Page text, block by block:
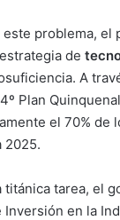
problema, el
de
A
Plan
el 70% de
2025.
titánica tarea, el
Inversión en la